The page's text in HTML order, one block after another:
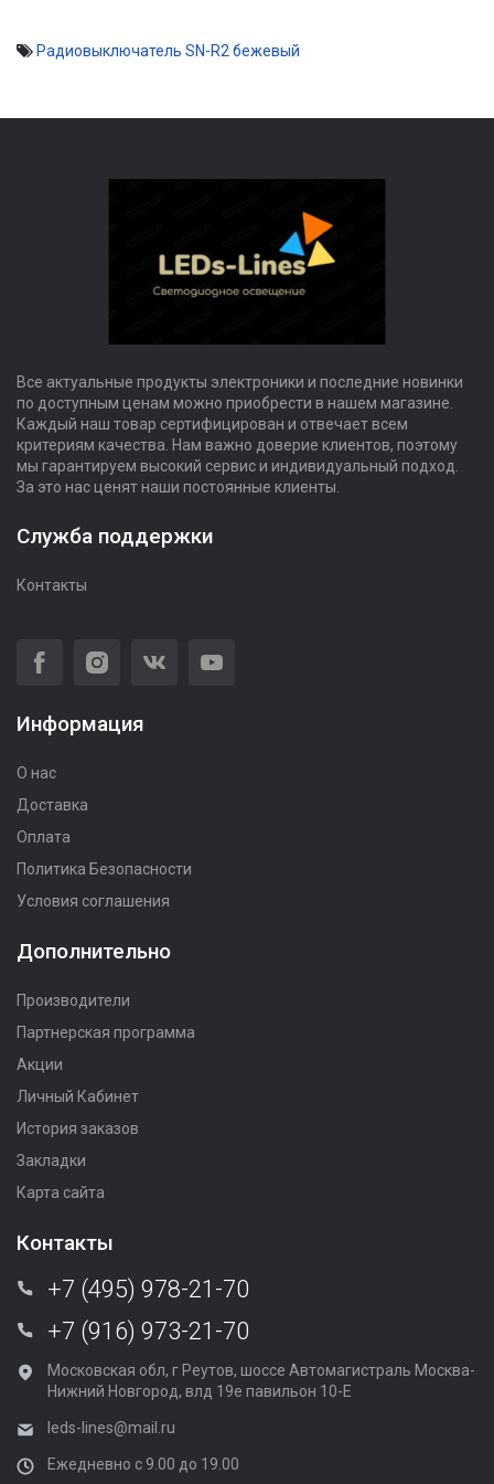
Радиовыключатель SN-R2 бежевый
Все актуальные продукты электроники и последние новинки
по доступным ценам можно приобрести в нашем магазине.
Каждый наш товар сертифицирован и отвечает всем
критериям качества. Нам важно доверие клиентов, поэтому
мы гарантируем высокий сервис и индивидуальный подход.
За это нас ценят наши постоянные клиенты.
Служба поддержки
Контакты
Информация
О нас
Доставка
Оплата
Политика Безопасности
Условия соглашения
Дополнительно
Производители
Партнерская программа
Акции
Личный Кабинет
История заказов
Закладки
Карта сайта
Контакты
+7 (495) 978-21-70
+7 (916) 973-21-70
Московская обл, г Реутов, шоссе Автомагистраль Москва-
Нижний Новгород, влд 19е павильон 10-Е
leds-lines@mail.ru
Ежедневно с 9.00 до 19.00